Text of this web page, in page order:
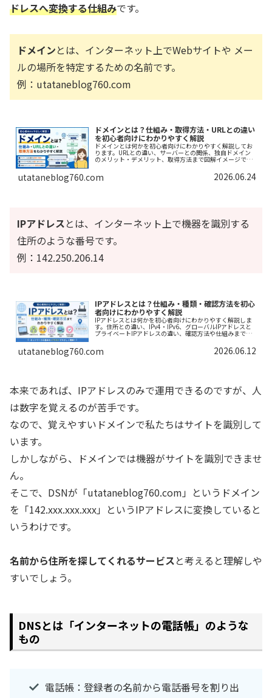
ドレスへ変換する仕組みです。
ドメインとは、インターネット上でWebサイトや メー
ルの場所を特定するための名前です。
例：utataneblog760.com
ドメインとは？仕組み・取得方法・URLとの違い
を初心者向けにわかりやすく解説
ドメインとは何かを初心者向けにわかりやすく解説してお
ります。URLとの違い、サーバーとの関係、独自ドメイン
のメリット・デメリット、取得方法まで図解イメージで理
utataneblog760.com 2026.06.24
IPアドレスとは、インターネット上で機器を識別する
住所のような番号です。
例：142.250.206.14
IPアドレスとは？仕組み・種類・確認方法を初心
者向けにわかりやすく解説
IPアドレスとは何かを初心者向けにわかりやすく解説しま
す。住所との違い、IPv4・IPv6、グローバルIPアドレスと
プライベートIPアドレスの違い、確認方法や仕組みまで図
解イメージで紹介します。
utataneblog760.com 2026.06.12
本来であれば、IPアドレスのみで運用できるのですが、人
は数字を覚えるのが苦手です。
なので、覚えやすいドメインで私たちはサイトを識別して
います。
しかしながら、ドメインでは機器がサイトを識別できませ
ん。
そこで、DSNが「utataneblog760.com」というドメイン
を「142.xxx.xxx.xxx」というIPアドレスに変換していると
いうわけです。
名前から住所を探してくれるサービスと考えると理解しや
すいでしょう。
DNSとは「インターネットの電話帳」のような
もの
電話帳：登録者の名前から電話番号を割り出